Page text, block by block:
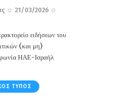
21/03/2026
ειδήσεων του
(και μη)
ΗΑΕ-Ισραήλ
ΤΎΠΟΣ